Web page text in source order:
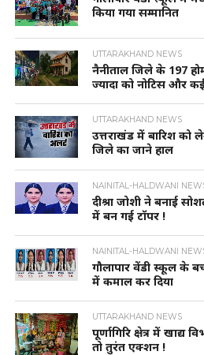
किया गया सम्मानित
UTTARAKHAND NEWS
नैनीताल जिले के 197
ज्यादा को नोटिस और
UTTARAKHAND NEWS
उत्तराखंड में बारिश
जिले का जाने हाल
NAINITAL-HALDWANI
दीश्रा जोशी ने बनाई
में बन गई टॉपर !
NAINITAL-HALDWANI
गौलापार वेंडी स्कूल के
में कमाल कर दिया
UTTARAKHAND NEWS
पूर्णागिरि क्षेत्र में खाद्य
तो तुरंत एक्शन !